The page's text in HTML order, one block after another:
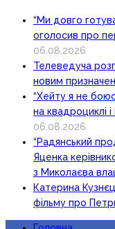
“Ми довго
оголосив про
06.08.2026
Телеведуча
новим
“Хейту я не
на квадроциклі і
06.08.2026
“Радянський
Яценка
з Миколаєва
Катерина
фільму про